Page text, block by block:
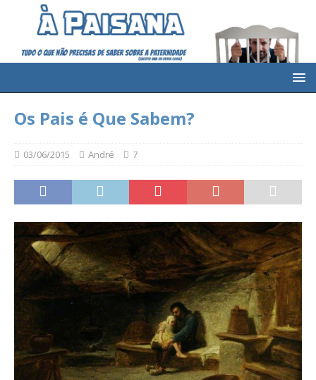
Os Pais é Que Sabem?
03/06/2015 André 7